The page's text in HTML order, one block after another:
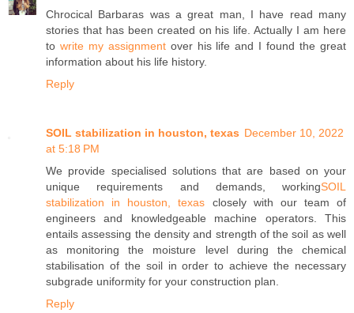
Chrocical Barbaras was a great man, I have read many
stories that has been created on his life. Actually I am here
to write my assignmentover his life and I found the great
information about his life history.
Reply
SOIL stabilization in houston, texas December 10, 2022
at 5:18 PM
We provide specialised solutions that are based on your
unique requirements and demands, workingSOIL
stabilization in houston, texas closely with our team of
engineers and knowledgeable machine operators. This
entails assessing the density and strength of the soil as well
as monitoring the moisture level during the chemical
stabilisation of the soil in order to achieve the necessary
subgrade uniformity for your construction plan.
Reply